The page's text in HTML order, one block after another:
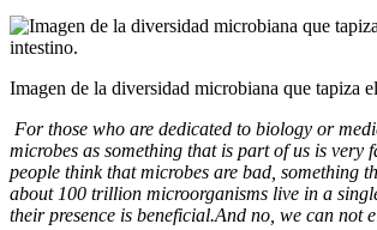
Imagen de la diversidad microbiana que tapiza
For those who are dedicated to biology or
microbes as something that is part of us is very
people think that microbes are bad, something
about 100 trillion microorganisms live in a
their presence is beneficial.And no, we can not